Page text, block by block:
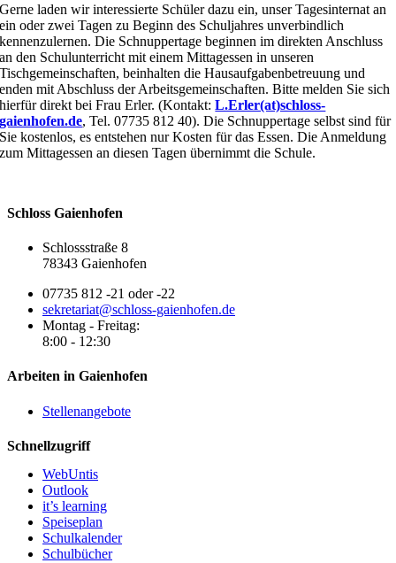
Gerne laden wir interessierte Schüler dazu ein, unser Tagesinternat an
ein oder zwei Tagen zu Beginn des Schuljahres unverbindlich
kennenzulernen. Die Schnuppertage beginnen im direkten Anschluss
an den Schulunterricht mit einem Mittagessen in unseren
Tischgemeinschaften, beinhalten die Hausaufgabenbetreuung und
enden mit Abschluss der Arbeitsgemeinschaften. Bitte melden Sie sich
hierfür direkt bei Frau Erler. (Kontakt:L.Erler(at)schloss-
gaienhofen.de, Tel. 07735 812 40). Die Schnuppertage selbst sind für
Sie kostenlos, es entstehen nur Kosten für das Essen. Die Anmeldung
zum Mittagessen an diesen Tagen übernimmt die Schule.
Schloss Gaienhofen
Schlossstraße 8
78343 Gaienhofen
07735 812 -21 oder -22
sekretariat@schloss-gaienhofen.de
Montag - Freitag:
8:00 - 12:30
Arbeiten in Gaienhofen
Stellenangebote
Schnellzugriff
WebUntis
Outlook
it’s learning
Speiseplan
Schulkalender
Schulbücher